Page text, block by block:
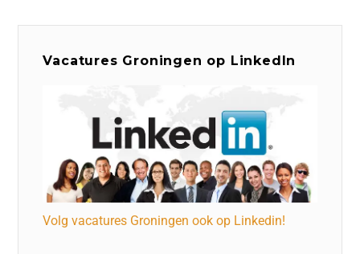
Vacatures Groningen op LinkedIn
Volg vacatures Groningen ook op Linkedin!